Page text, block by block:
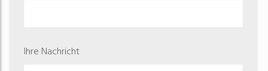
Ihre Nachricht